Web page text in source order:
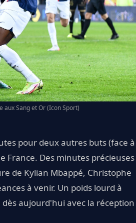
aux Sang et Or (Icon Sport)
pour deux autres buts (face à
France. Des minutes précieuses
de Kylian Mbappé, Christophe
à venir. Un poids lourd à
aujourd'hui avec la réception